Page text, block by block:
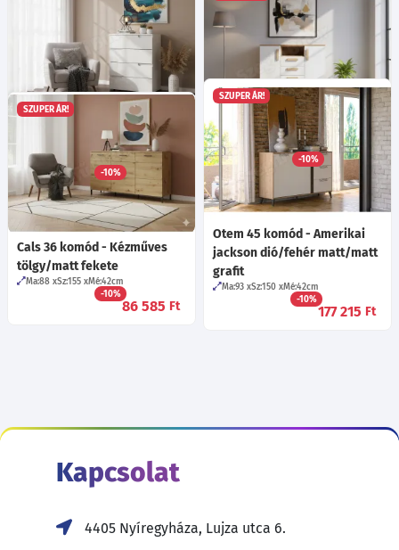
Seila 4 komód - Fehér / mf.
Ma:80 Sz:65 Mé:40cm
-10%
55 085
Kuó 2 komód
Ma:88 Sz:126 Mé:39.5cm
-10%
91 085 Ft
SZUPER ÁR!
Otem 45 komód - Amerikai
jackson dió/fehér matt/matt
grafit
Ma:93 Sz:150 Mé:42cm
-10%
177 215 Ft
SZUPER ÁR!
Cals 36 komód - Kézműves
tölgy/matt fekete
Ma:88 Sz:155 Mé:42cm
-10%
86 585 Ft
Kapcsolat
4405 Nyíregyháza, Lujza utca 6.